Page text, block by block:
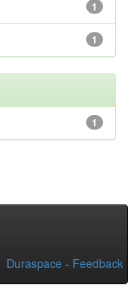
1
1
1
Duraspace - Feedback